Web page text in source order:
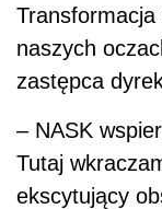
naszych
zastępca
– NASK
Tutaj
ekscytujący